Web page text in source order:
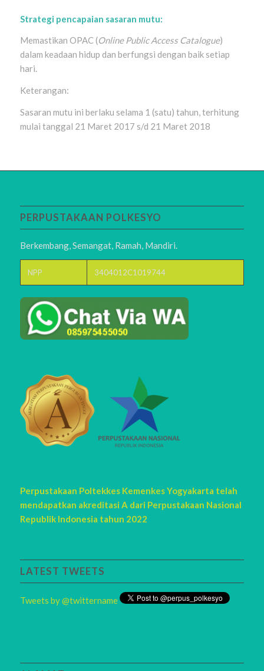
Strategi pencapaian sasaran mutu:
Memastikan OPAC (Online Public Access Catalogue)
dalam keadaan hidup dan berfungsi dengan baik setiap
hari.
Keterangan:
Sasaran mutu ini berlaku selama 1 (satu) tahun, terhitung
mulai tanggal 21 Maret 2017 s/d 21 Maret 2018
PERPUSTAKAAN POLKESYO
Berkembang, Semangat, Ramah, Mandiri.
NPP 3404012C1019744
Perpustakaan Poltekkes Kemenkes Yogyakarta telah
mendapatkan akreditasi A dari Perpustakaan Nasional
Republik Indonesia tahun 2022
LATEST TWEETS
Tweets by @twittername